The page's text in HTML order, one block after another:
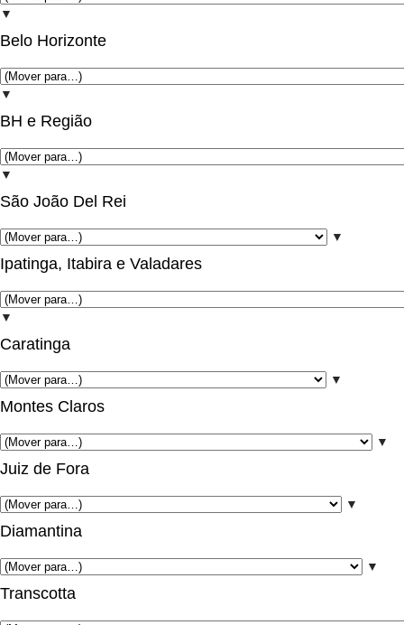
▼
Belo Horizonte
▼
BH e Região
▼
São João Del Rei
▼
Ipatinga, Itabira e Valadares
▼
Caratinga
▼
Montes Claros
▼
Juiz de Fora
▼
Diamantina
▼
Transcotta